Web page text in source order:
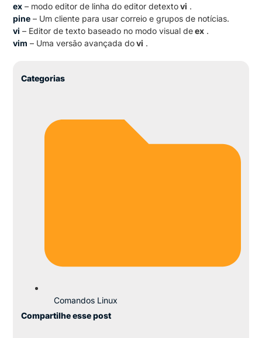
ex – modo editor de linha do editor detextovi .
pine – Um cliente para usar correio e grupos de notícias.
vi – Editor de texto baseado no modo visual deex .
vim – Uma versão avançada dovi .
Categorias
Comandos Linux
Compartilhe esse post